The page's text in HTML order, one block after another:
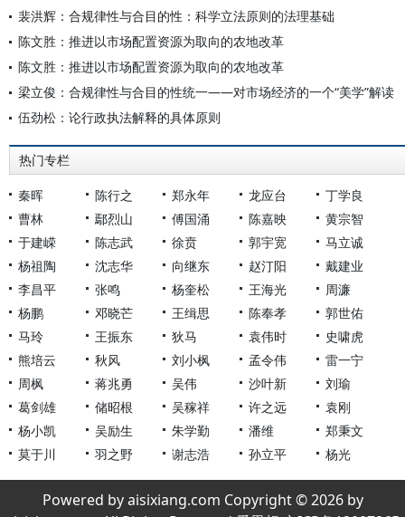
裴洪辉：合规律性与合目的性：科学立法原则的法理基础
陈文胜：推进以市场配置资源为取向的农地改革
陈文胜：推进以市场配置资源为取向的农地改革
梁立俊：合规律性与合目的性统一——对市场经济的一个“美学”解读
伍劲松：论行政执法解释的具体原则
热门专栏
秦晖 陈行之 郑永年 龙应台
丁学良
曹林
鄢烈山 傅国涌 陈嘉映
黄宗智
于建嵘
陈志武 徐贲 郭宇宽
马立诚
杨祖陶
沈志华 向继东 赵汀阳
戴建业
李昌平
张鸣 杨奎松 王海光
周濂
杨鹏
邓晓芒 王缉思 陈奉孝
郭世佑
马玲
王振东 狄马 袁伟时
史啸虎
熊培云
秋风 刘小枫 孟令伟
雷一宁
周枫
蒋兆勇 吴伟 沙叶新
刘瑜
葛剑雄
储昭根 吴稼祥 许之远
袁刚
杨小凯
吴励生 朱学勤 潘维
郑秉文
莫于川
羽之野 谢志浩 孙立平 杨光
Powered by aisixiang.com Copyright © 2026 by